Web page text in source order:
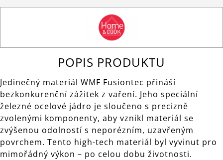
POPIS PRODUKTU
Jedinečný materiál WMF Fusiontec přináší
bezkonkurenční zážitek z vaření. Jeho speciální
železné ocelové jádro je sloučeno s precizně
zvolenými komponenty, aby vznikl materiál se
zvýšenou odolností s neporézním, uzavřeným
povrchem. Tento high-tech materiál byl vyvinut pro
mimořádný výkon – po celou dobu životnosti.